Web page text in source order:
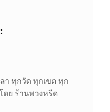
า ทุกวัด ทุกเขต ทุก
ดย ร้านพวงหรีด